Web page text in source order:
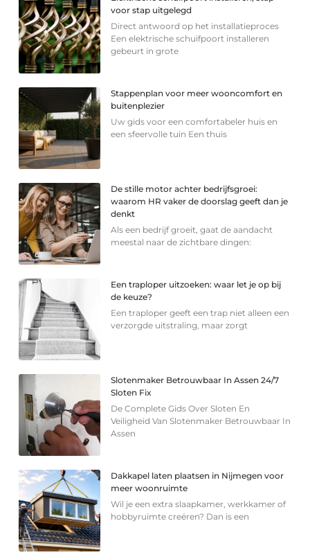
voor stap uitgelegd
Direct antwoord op het installatieproces
Een elektrische schuifpoort installeren
gebeurt in grote
Stappenplan voor meer wooncomfort en
buitenplezier
Uw gids voor een comfortabeler huis en
een sfeervolle tuin Een thuis
De stille motor achter bedrijfsgroei:
waarom HR vaker de doorslag geeft dan je
denkt
Als een bedrijf groeit, gaat de aandacht
meestal naar de zichtbare dingen:
Een traploper uitzoeken: waar let je op bij
de keuze?
Een traploper geeft een trap niet alleen een
verzorgde uitstraling, maar zorgt
Slotenmaker Betrouwbaar In Assen 24/7
Sloten Fix
De Complete Gids Over Sloten En
Veiligheid Van Slotenmaker Betrouwbaar In
Assen
Dakkapel laten plaatsen in Nijmegen voor
meer woonruimte
Wil je een extra slaapkamer, werkkamer of
hobbyruimte creëren? Dan is een